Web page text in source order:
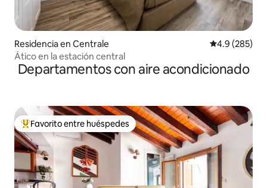
Residencia en Centrale Calificación
4.9 (285)
Ático en la estación central
Departamentos con aire acondicionado
De los mejores en Favorito entre huéspedes
Favorito entre huéspedes